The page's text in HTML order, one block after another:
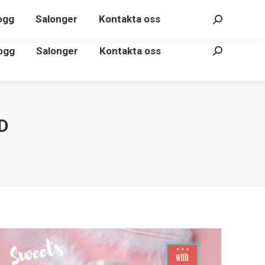
Salonger Kontakta oss Sök:
Salonger Kontakta oss Sök: